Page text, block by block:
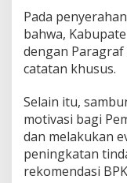
Pada
bahwa,
dengan Paragraf
catatan khusus.
Selain itu,
motivasi bagi
dan melakukan
peningkatan
rekomendasi